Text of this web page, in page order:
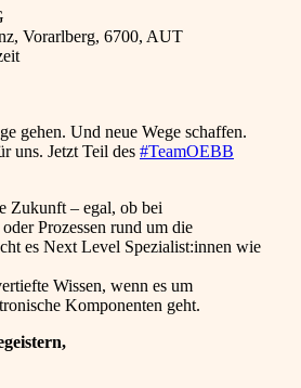
Vorarlberg, 6700, AUT
gehen. Und neue Wege schaffen.
uns. Jetzt Teil des #TeamOEBB
Zukunft – egal, ob bei
Prozessen rund um die
es Next Level Spezialist:innen wie
Wissen, wenn es um
Komponenten geht.